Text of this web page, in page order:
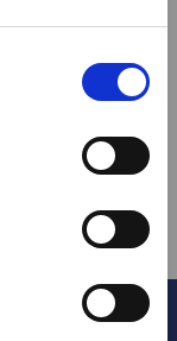
wat dat